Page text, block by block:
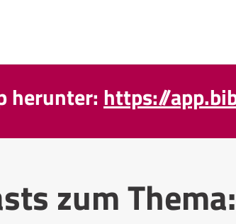
herunter: https://
zum Thema: